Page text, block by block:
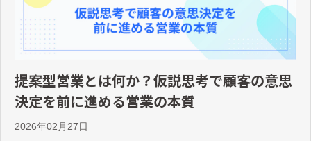
提案型営業とは何か？仮説思考で顧客の意思
決定を前に進める営業の本質
2026年02月27日